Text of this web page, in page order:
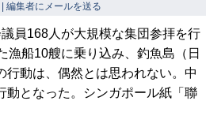
編集者にメールを送る
員168人が大規模な集団参拝を行
漁船10艘に乗り込み、釣魚島（日
動は、偶然とは思われない。中
動となった。シンガポール紙「聯